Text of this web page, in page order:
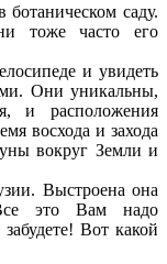
саду.
тоже часто его
и увидеть
Они уникальны,
и расположения
восхода и захода
вокруг Земли и
Выстроена она
это Вам надо
Вот какой